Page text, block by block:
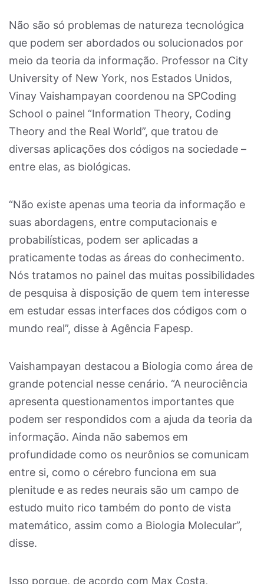
Não são só problemas de natureza tecnológica
que podem ser abordados ou solucionados por
meio da teoria da informação. Professor na City
University of New York, nos Estados Unidos,
Vinay Vaishampayan coordenou na SPCoding
School o painel “Information Theory, Coding
Theory and the Real World”, que tratou de
diversas aplicações dos códigos na sociedade –
entre elas, as biológicas.
“Não existe apenas uma teoria da informação e
suas abordagens, entre computacionais e
probabilísticas, podem ser aplicadas a
praticamente todas as áreas do conhecimento.
Nós tratamos no painel das muitas possibilidades
de pesquisa à disposição de quem tem interesse
em estudar essas interfaces dos códigos com o
mundo real”, disse à Agência Fapesp.
Vaishampayan destacou a Biologia como área de
grande potencial nesse cenário. “A neurociência
apresenta questionamentos importantes que
podem ser respondidos com a ajuda da teoria da
informação. Ainda não sabemos em
profundidade como os neurônios se comunicam
entre si, como o cérebro funciona em sua
plenitude e as redes neurais são um campo de
estudo muito rico também do ponto de vista
matemático, assim como a Biologia Molecular”,
disse.
Isso porque, de acordo com Max Costa,